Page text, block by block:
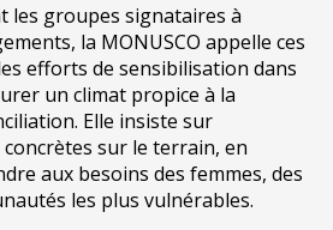
les groupes signataires à
la MONUSCO appelle ces
efforts de sensibilisation dans
un climat propice à la
Elle insiste sur
concrètes sur le terrain, en
aux besoins des femmes, des
les plus vulnérables.